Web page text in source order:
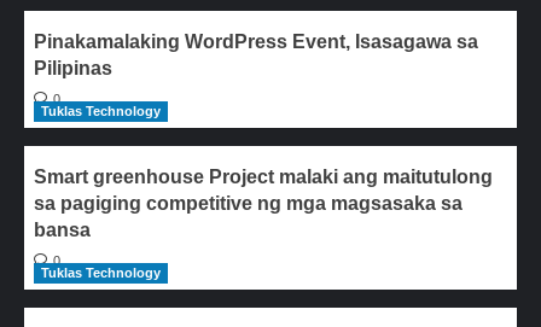
Pinakamalaking WordPress Event, Isasagawa sa
Pilipinas
0
Tuklas Technology
Smart greenhouse Project malaki ang maitutulong
sa pagiging competitive ng mga magsasaka sa
bansa
0
Tuklas Technology